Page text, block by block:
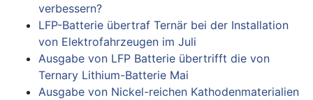
verbessern?
LFP-Batterie übertraf Ternär bei der Installation
von Elektrofahrzeugen im Juli
Ausgabe von LFP Batterie übertrifft die von
Ternary Lithium-Batterie Mai
Ausgabe von Nickel-reichen Kathodenmaterialien